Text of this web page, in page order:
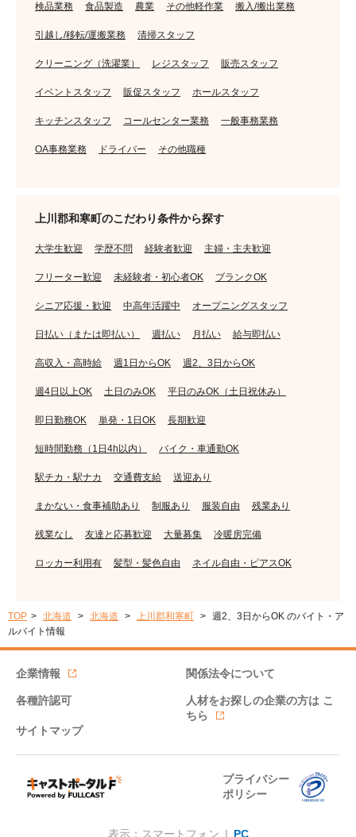
検品業務 食品製造 農業 その他軽作業 搬入/搬出業務
引越し/移転/運搬業務 清掃スタッフ
クリーニング（洗濯業） レジスタッフ 販売スタッフ
イベントスタッフ 販促スタッフ ホールスタッフ
キッチンスタッフ コールセンター業務 一般事務業務
OA事務業務 ドライバー その他職種
上川郡和寒町のこだわり条件から探す
大学生歓迎 学歴不問 経験者歓迎 主婦・主夫歓迎
フリーター歓迎 未経験者・初心者OK ブランクOK
シニア応援・歓迎 中高年活躍中 オープニングスタッフ
日払い（または即払い） 週払い 月払い 給与即払い
高収入・高時給 週1日からOK 週2、3日からOK
週4日以上OK 土日のみOK 平日のみOK（土日祝休み）
即日勤務OK 単発・1日OK 長期歓迎
短時間勤務（1日4h以内） バイク・車通勤OK
駅チカ・駅ナカ 交通費支給 送迎あり
まかない・食事補助あり 制服あり 服装自由 残業あり
残業なし 友達と応募歓迎 大量募集 冷暖房完備
ロッカー利用有 髪型・髪色自由 ネイル自由・ピアスOK
TOP 北海道 北海道 上川郡和寒町
週2、3日からOK のバイト・ア
ルバイト情報
企業情報 関係法令について
各種許認可 人材をお探しの企業の方は こ
ちら
サイトマップ
プライバシー
ポリシー
表示：スマートフォン | PC